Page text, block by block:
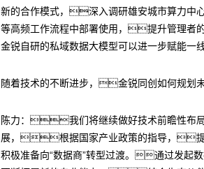
新的合作模式，深入调研雄安城市算力中
等高频工作流程中部署使用，提升管理
金锐自研的私域数据大模型可以进一步赋能
随着技术的不断进步，金锐同创如何规
陈力：我们将继续做好技术前瞻性布
展，根据国家产业政策的指导，
积极准备向“数据商”转型过渡。通过发